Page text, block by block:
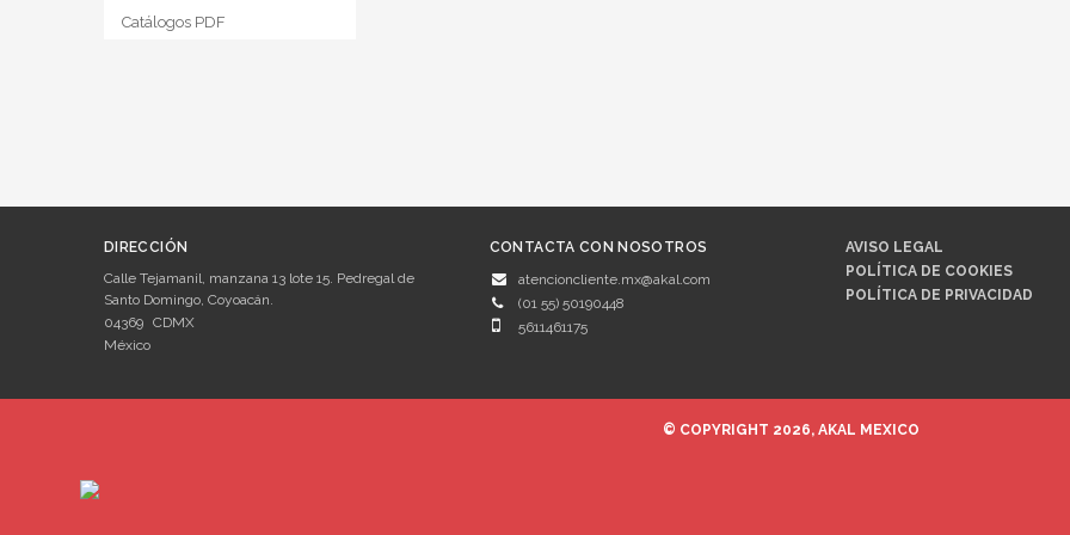
Catálogos PDF
DIRECCIÓN
Calle Tejamanil, manzana 13 lote 15. Pedregal de
Santo Domingo, Coyoacán.
04369 CDMX
México
CONTACTA CON NOSOTROS
atencioncliente.mx@akal.com
(01 55) 50190448
5611461175
AVISO LEGAL
POLÍTICA DE COOKIES
POLÍTICA DE PRIVACIDAD
© COPYRIGHT 2026, AKAL MEXICO